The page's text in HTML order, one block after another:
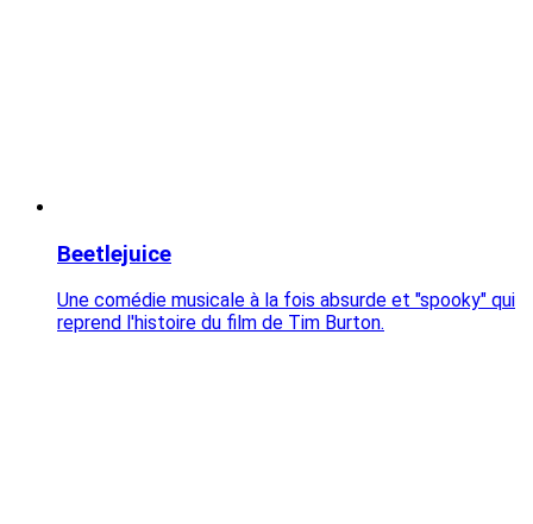
Beetlejuice
Une comédie musicale à la fois absurde et "spooky" qui
reprend l'histoire du film de Tim Burton.